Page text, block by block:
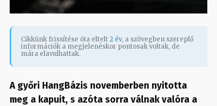
Cikkünk frissítése óta eltelt2 év, a szövegben szereplő
információk a megjelenéskor pontosak voltak, de
mára elavulhattak.
A győri HangBázis novemberben nyitotta
meg a kapuit, s azóta sorra válnak valóra a